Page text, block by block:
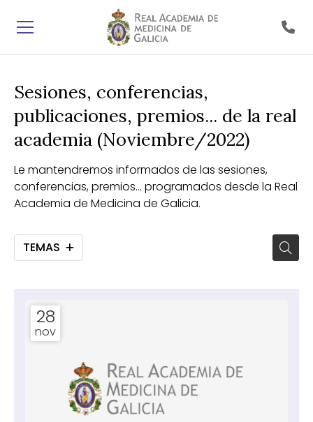
Sesiones, conferencias,
publicaciones, premios... de la real
academia (Noviembre/2022)
Le mantendremos informados de las sesiones,
conferencias, premios... programados desde la Real
Academia de Medicina de Galicia.
TEMAS
28
nov